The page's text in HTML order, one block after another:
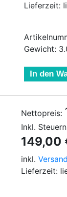
Lieferzeit:
Gewicht:
In den
Nettopreis:
Inkl.
149,00
inkl.
Lieferzeit: